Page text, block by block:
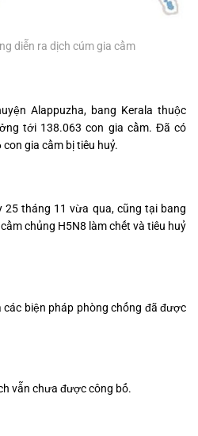
diễn ra dịch cúm gia cầm
Alappuzha, bang Kerala thuộc
tới 138.063 con gia cầm. Đã có
gia cầm bị tiêu huỷ.
tháng 11 vừa qua, cũng tại bang
chủng H5N8 làm chết và tiêu huỷ
các biện pháp phòng chống đã được
vẫn chưa được công bố.